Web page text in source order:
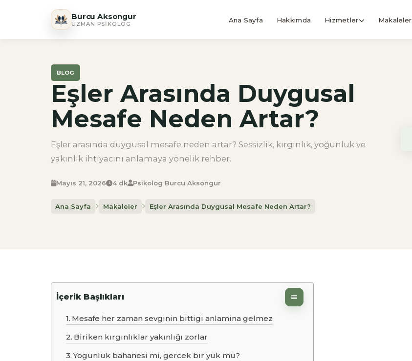
Burcu Aksongur
UZMAN PSIKOLOG Ana Sayfa Hakkımda Hizmetler Makaleler
BLOG
Eşler Arasında Duygusal
Mesafe Neden Artar?
Eşler arasında duygusal mesafe neden artar? Sessizlik, kırgınlık, yoğunluk ve
yakınlık ihtiyacını anlamaya yönelik rehber.
Mayıs 21, 2026 4 dk Psikolog Burcu Aksongur
Ana Sayfa Makaleler Eşler Arasında Duygusal Mesafe Neden Artar?
İçerik Başlıkları
Mesafe her zaman sevginin bittigi anlamina gelmez
Biriken kırgınlıklar yakınlığı zorlar
Yogunluk bahanesi mi, gercek bir yuk mu?